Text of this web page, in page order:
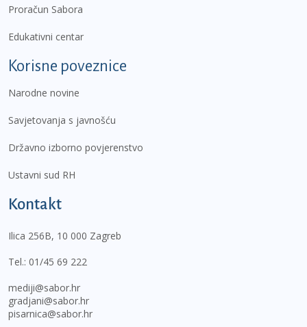
Proračun Sabora
Edukativni centar
Korisne poveznice
Narodne novine
Savjetovanja s javnošću
Državno izborno povjerenstvo
Ustavni sud RH
Kontakt
Ilica 256B, 10 000 Zagreb
Tel.: 01/45 69 222
mediji@sabor.hr
gradjani@sabor.hr
pisarnica@sabor.hr